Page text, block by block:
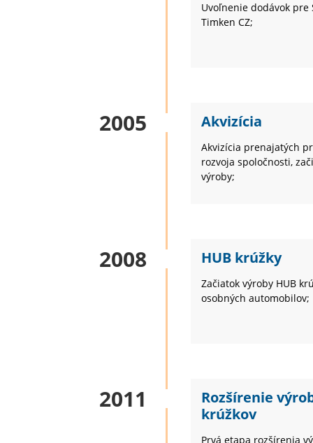
Uvoľnenie dodávok pre
Timken CZ;
2005 Akvizícia
Akvizícia prenajatých
rozvoja spoločnosti,
výroby;
2008 HUB krúžky
Začiatok výroby HUB
osobných automobilov;
2011
Rozšírenie
krúžkov
Prvá etapa rozšírenia